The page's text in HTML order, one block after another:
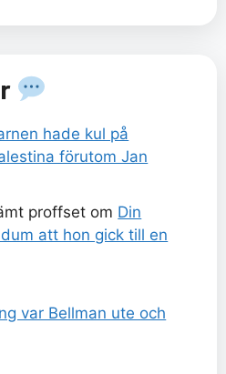
hade kul på
förutom Jan
proffset om Din
att hon gick till en
var Bellman ute och